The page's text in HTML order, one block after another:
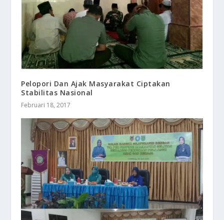
Pelopori Dan Ajak Masyarakat Ciptakan
Stabilitas Nasional
Februari 18, 2017